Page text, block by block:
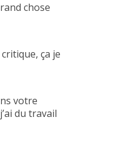
chose
ça je
votre
du travail